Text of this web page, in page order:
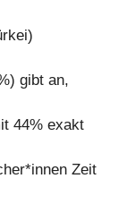
gibt an,
44% exakt
Zeit